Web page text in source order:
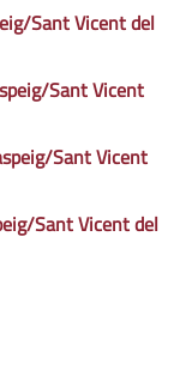
Sant Vicent del
Sant Vicent
Sant Vicent
Sant Vicent del